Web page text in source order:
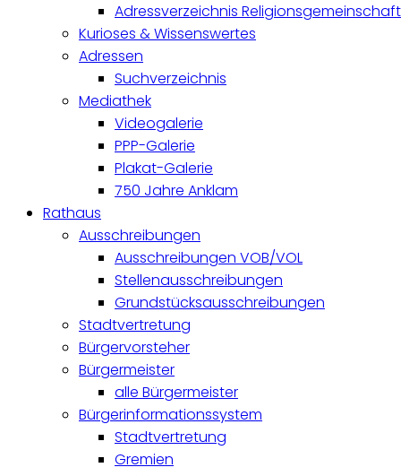
Adressverzeichnis
Kurioses & Wissenswertes
Adressen
Suchverzeichnis
Mediathek
Videogalerie
PPP-Galerie
Plakat-Galerie
750 Jahre Anklam
Rathaus
Ausschreibungen
Ausschreibungen VOB/VOL
Stellenausschreibungen
Grundstücksausschreibungen
Stadtvertretung
Bürgervorsteher
Bürgermeister
alle Bürgermeister
Bürgerinformationssystem
Stadtvertretung
Gremien